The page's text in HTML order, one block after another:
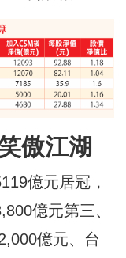
傲江湖
億元居冠，
億元第三、
億元、台